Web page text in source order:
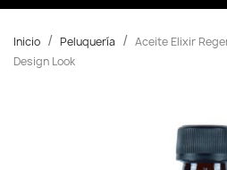
Inicio Peluquería
Aceite Elixir
Design Look